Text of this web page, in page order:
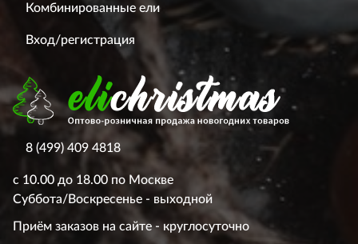
Комбинированные ели
Вход/регистрация
8 (499) 409 4818
с 10.00 до 18.00 по Москве
Суббота/Воскресенье - выходной
Приём заказов на сайте - круглосуточно